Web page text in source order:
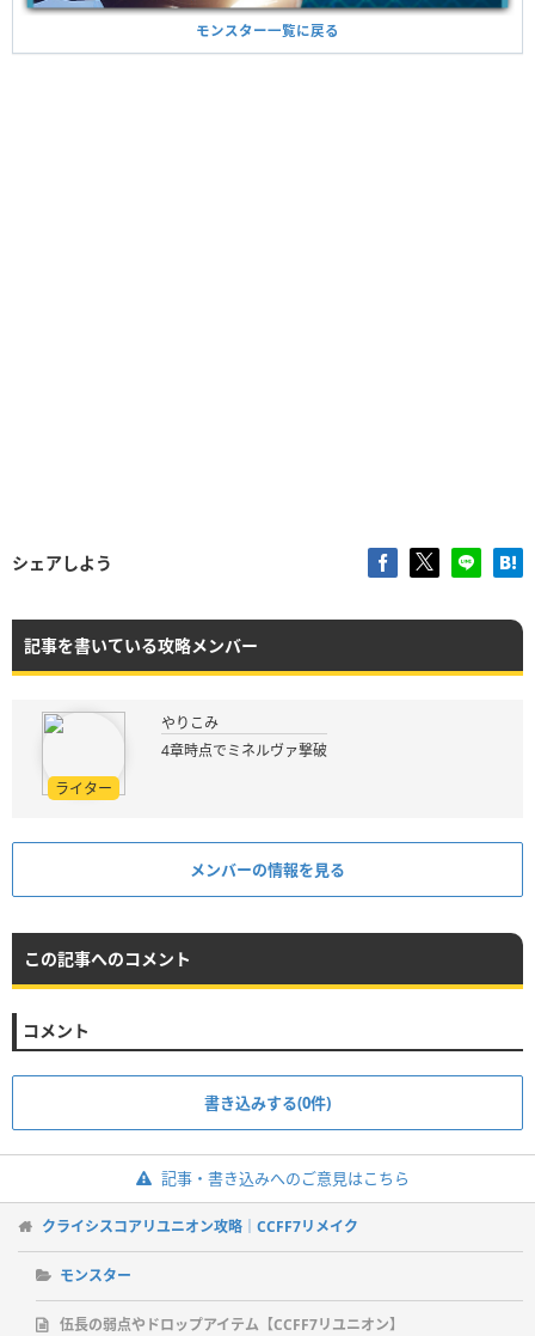
モンスター一覧に戻る
シェアしよう
記事を書いている攻略メンバー
ライター
やりこみ
4章時点でミネルヴァ撃破
メンバーの情報を見る
この記事へのコメント
コメント
書き込みする(0件)
記事・書き込みへのご意見はこちら
クライシスコアリユニオン攻略｜CCFF7リメイク
モンスター
伍長の弱点やドロップアイテム【CCFF7リユニオン】